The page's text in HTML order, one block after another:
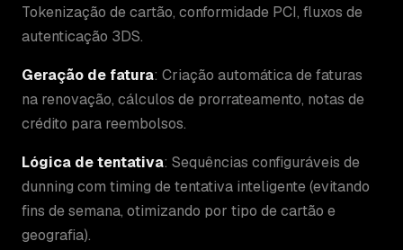
Tokenização de cartão, conformidade PCI, fluxos de
autenticação 3DS.
Geração de fatura: Criação automática de faturas
na renovação, cálculos de prorrateamento, notas de
crédito para reembolsos.
Lógica de tentativa: Sequências configuráveis de
dunning com timing de tentativa inteligente (evitando
fins de semana, otimizando por tipo de cartão e
geografia).